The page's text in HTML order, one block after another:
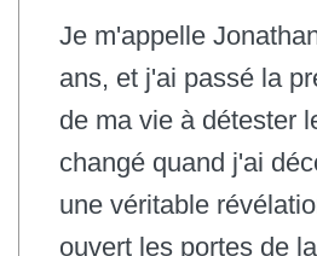
Je m'appelle
ans, et j'ai passé la
de ma vie à détester
changé quand j'ai
une véritable
ouvert les portes de